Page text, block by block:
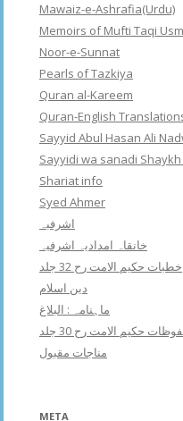
Mawaiz-e-Ashrafia(Urdu)
Memoirs of Mufti Taqi
Noor-e-Sunnat
Pearls of Tazkiya
Quran al-Kareem
Quran-English
Sayyid Abul Hasan Ali
Sayyidi wa sanadi
Shariat info
Syed Ahmer
اشرفبہ
خانقاہ امدادیہ اشرفیہ
خطبات حکیم الامت رح 32 جلد
دین اسلام
ماہنامہ : البلاغ
حکیم الامت رح 30 جلد
مناجات مقبول
META